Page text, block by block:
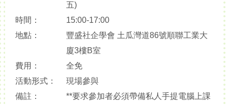
五)
時間：
15:00-17:00
地點：
豐盛社企學會 土瓜灣道86號順聯工業大
廈3樓B室
費用：
全免
活動形式：
現場參與
備註：
**要求參加者必須帶備私人手提電腦上課